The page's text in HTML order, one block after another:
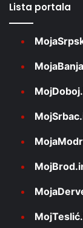
Lista portala